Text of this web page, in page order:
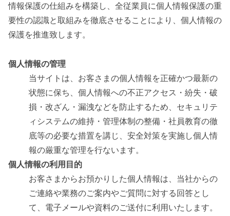
情報保護の仕組みを構築し、全従業員に個人情報保護の重
要性の認識と取組みを徹底させることにより、個人情報の
保護を推進致します。
個人情報の管理
当サイトは、お客さまの個人情報を正確かつ最新の
状態に保ち、個人情報への不正アクセス・紛失・破
損・改ざん・漏洩などを防止するため、セキュリテ
ィシステムの維持・管理体制の整備・社員教育の徹
底等の必要な措置を講じ、安全対策を実施し個人情
報の厳重な管理を行ないます。
個人情報の利用目的
お客さまからお預かりした個人情報は、当社からの
ご連絡や業務のご案内やご質問に対する回答とし
て、電子メールや資料のご送付に利用いたします。